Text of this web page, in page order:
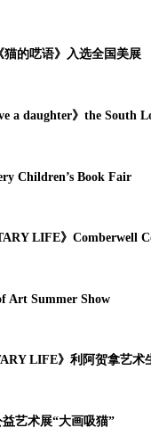
猫的呓语》入选全国美展
a daughter》the South
Children’s Book Fair
LIFE》Comberwell
Art Summer Show
LIFE》利阿贺拿艺术
益艺术展“大画吸猫”